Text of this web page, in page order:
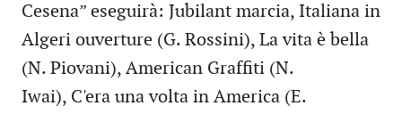
Cesena” eseguirà: Jubilant marcia, Italiana in
Algeri ouverture (G. Rossini), La vita è bella
(N. Piovani), American Graffiti (N.
Iwai), C'era una volta in America (E.